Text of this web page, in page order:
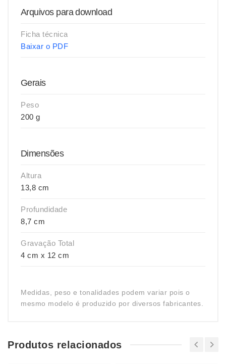
Arquivos para download
Ficha técnica
Baixar o PDF
Gerais
Peso
200 g
Dimensões
Altura
13,8 cm
Profundidade
8,7 cm
Gravação Total
4 cm x 12 cm
Medidas, peso e tonalidades podem variar pois o
mesmo modelo é produzido por diversos fabricantes.
Produtos relacionados